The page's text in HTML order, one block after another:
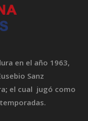
en el año 1963,
Sanz
; el cual jugó como